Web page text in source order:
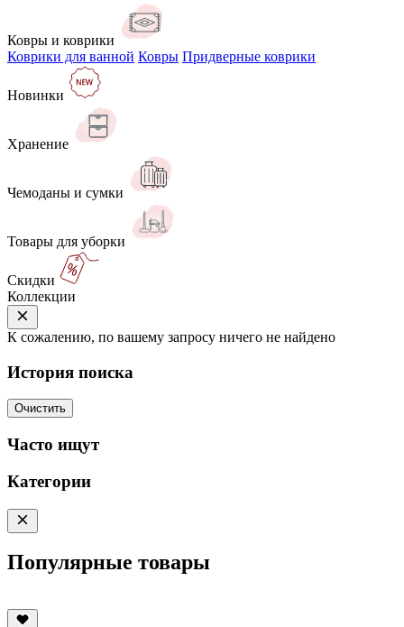
Ковры и коврики
Коврики для ванной Ковры Придверные коврики
Новинки
Хранение
Чемоданы и сумки
Товары для уборки
Скидки
Коллекции
К сожалению, по вашему запросу ничего не найдено
История поиска
Очистить
Часто ищут
Категории
Популярные товары